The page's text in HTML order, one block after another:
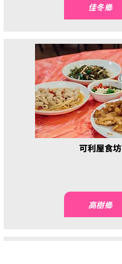
佳冬鄉
可利屋食坊
高樹鄉